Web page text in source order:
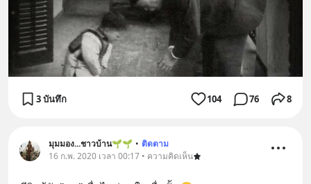
3 บันทึก 104 76 8
มุมมอง...ชาวบ้าน🌱🌱 • ติดตาม
16 ก.พ. 2020 เวลา 00:17 • ความคิดเห็น